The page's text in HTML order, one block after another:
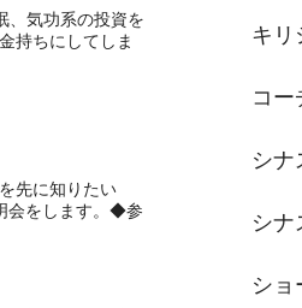
、気功系の投資を
持ちにしてしま
先に知りたい
会をします。◆参
キリ
コー
シナ
シナ
ショ